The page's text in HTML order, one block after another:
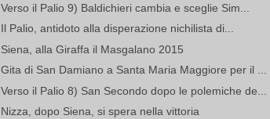
Verso il Palio 9) Baldichieri cambia e sceglie Sim...
Il Palio, antidoto alla disperazione nichilista di...
Siena, alla Giraffa il Masgalano 2015
Gita di San Damiano a Santa Maria Maggiore per il ...
Verso il Palio 8) San Secondo dopo le polemiche de...
Nizza, dopo Siena, si spera nella vittoria